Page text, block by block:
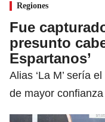
Regiones
Fue
presunto
Espartanos’
Alias ‘La M’ sería
de mayor confianza